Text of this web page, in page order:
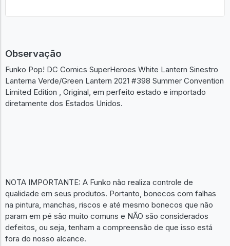
Observação
Funko Pop! DC Comics SuperHeroes White Lantern Sinestro
Lanterna Verde/Green Lantern 2021 #398 Summer Convention
Limited Edition , Original, em perfeito estado e importado
diretamente dos Estados Unidos.
NOTA IMPORTANTE: A Funko não realiza controle de
qualidade em seus produtos. Portanto, bonecos com falhas
na pintura, manchas, riscos e até mesmo bonecos que não
param em pé são muito comuns e NÃO são considerados
defeitos, ou seja, tenham a compreensão de que isso está
fora do nosso alcance.